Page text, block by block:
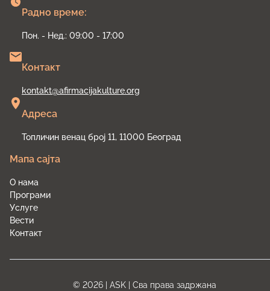
Радно време:
Пон. - Нед.: 09:00 - 17:00
Контакт
kontakt@afirmacijakulture.org
Адреса
Топличин венац број 11, 11000 Београд
Мапа сајта
О нама
Програми
Услуге
Вести
Контакт
© 2026 | ASK | Сва права задржана